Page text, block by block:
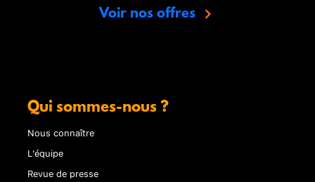
Voir nos offres
Qui sommes-nous ?
Nous connaître
L'équipe
Revue de presse